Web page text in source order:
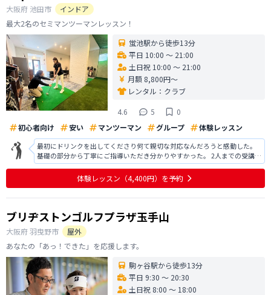
大阪府 池田市
インドア
最大2名のセミマンツーマンレッスン！
蛍池駅から徒歩13分
平日 10:00 〜 21:00
土日祝 10:00 〜 21:00
月額 8,800円〜
レンタル： クラブ
4.6
5
0
初心者向け
安い マンツーマン グループ 体験レッスン
最初にドリンクを出してくださり何て親切な対応なんだろうと感動した。
基礎の部分から丁寧にご指導いただき分かりやすかった。 2人までの受講の
少人数制なのでしっかりとレッスン受けれそうだと感じた。 また駐車場も2
台分のスペースがあるので車で行く際にも停めるところに困らずに済むの
は大変助かるポイントでした
体験レッスン （4,400円） を予約
ブリヂストンゴルフプラザ玉手山
大阪府羽曳野市
屋外
あなたの「あっ！できた」を応援します。
駒ヶ谷駅から徒歩13分
平日 9:30 〜 20:30
土日祝 8:00 〜 18:00